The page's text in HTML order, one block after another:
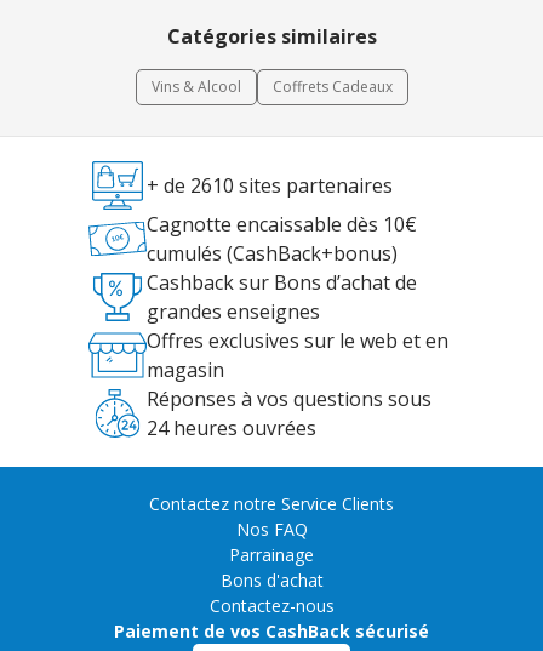
Catégories similaires
Vins & Alcool Coffrets Cadeaux
+ de 2610 sites partenaires
Cagnotte encaissable dès 10€
cumulés (CashBack+bonus)
Cashback sur Bons d’achat de
grandes enseignes
Offres exclusives sur le web et en
magasin
Réponses à vos questions sous
24 heures ouvrées
Contactez notre Service Clients
Nos FAQ
Parrainage
Bons d'achat
Contactez-nous
Paiement de vos CashBack sécurisé